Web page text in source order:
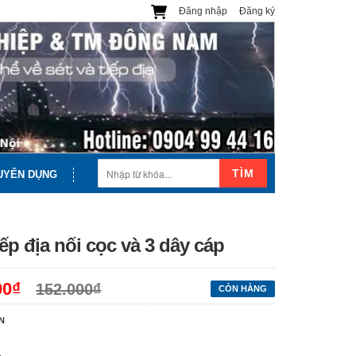
Đăng ký
Đăng nhập
DỤNG TÌM
địa nối cọc và 3 dây cáp
CÒN HÀNG
152.000₫